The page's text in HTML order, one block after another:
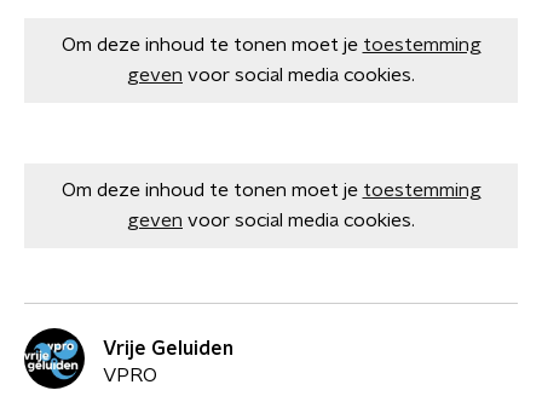
Om deze inhoud te tonen moet je toestemming
geven voor social media cookies.
Om deze inhoud te tonen moet je toestemming
geven voor social media cookies.
Vrije Geluiden
VPRO